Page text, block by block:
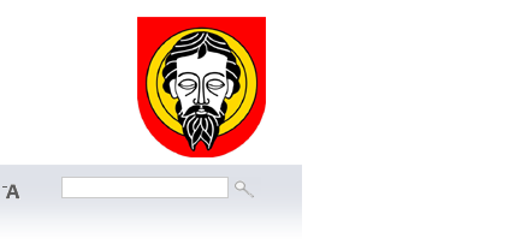
e
r
w
Formularz